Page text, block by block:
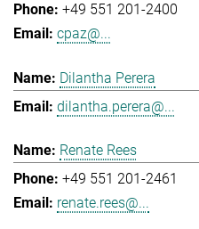
+49 551 201-2400
cpaz@...
Dilantha Perera
dilantha.perera@...
Renate Rees
+49 551 201-2461
renate.rees@...